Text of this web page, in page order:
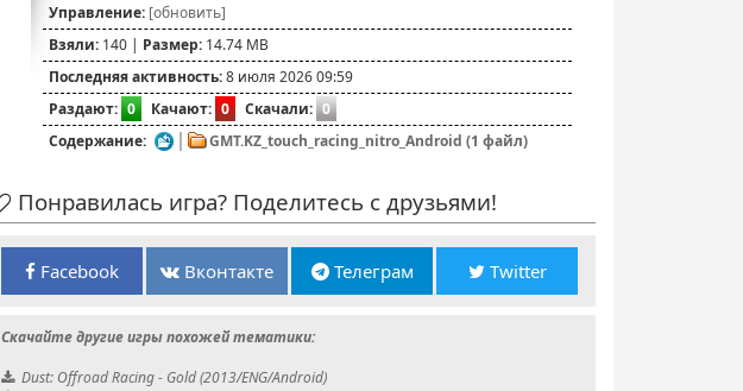
Управление: [обновить]
Взяли: 140 | Размер: 14.74 MB
Последняя активность:8 июля 2026 09:59
Раздают: 0 Качают: 0 Скачали: 0
Содержание:
GMT.KZ_touch_racing_nitro_Android (1 файл)
Понравилась игра? Поделитесь с друзьями!
Facebook Вконтакте Телеграм Twitter
Скачайте другие игры похожей тематики:
Dust: Offroad Racing - Gold (2013/ENG/Android)